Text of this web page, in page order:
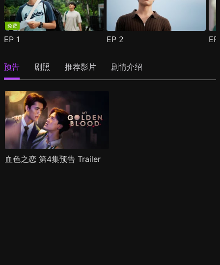
免费
EP 1 EP 2
预告 剧照 推荐影片 剧情介绍
血色之恋 第4集预告 Trailer